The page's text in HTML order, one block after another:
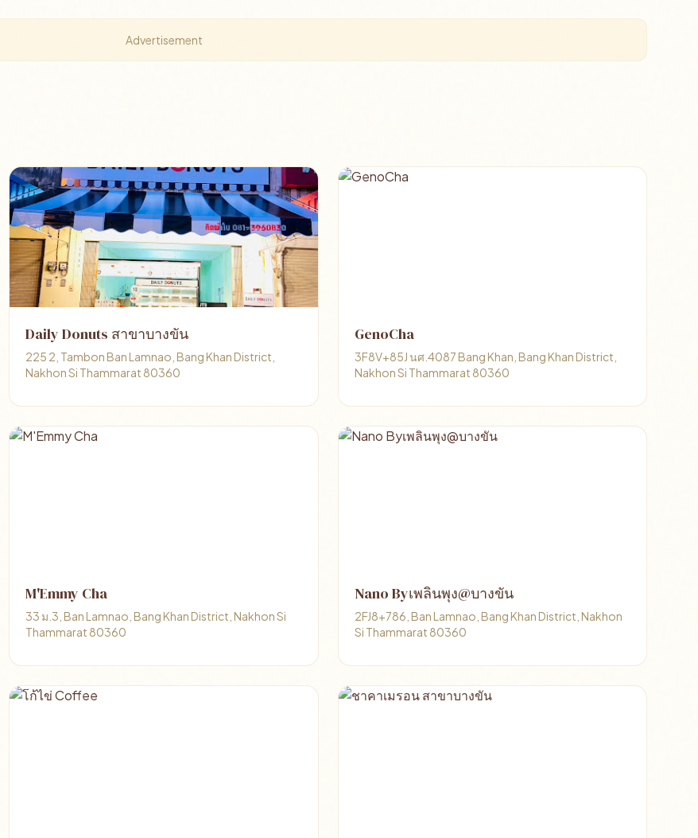
Advertisement
Daily Donuts สาขาบางขัน
225 2, Tambon Ban Lamnao, Bang Khan District,
Nakhon Si Thammarat 80360
GenoCha
3F8V+85J นศ.4087 Bang Khan, Bang Khan District,
Nakhon Si Thammarat 80360
M'Emmy Cha
33 ม.3, Ban Lamnao, Bang Khan District, Nakhon Si
Thammarat 80360
Nano Byเพลินพุง@บางขัน
2FJ8+786, Ban Lamnao, Bang Khan District, Nakhon
Si Thammarat 80360